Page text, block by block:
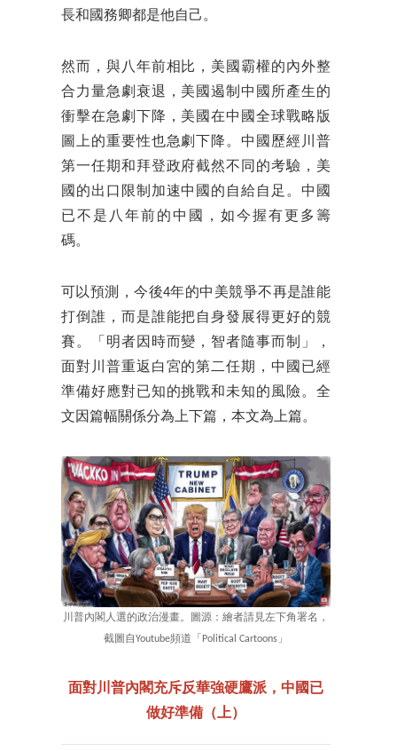
長和國務卿都是他自己。
然而，與八年前相比，美國霸權的內外整
合力量急劇衰退，美國遏制中國所產生的
衝擊在急劇下降，美國在中國全球戰略版
圖上的重要性也急劇下降。中國歷經川普
第一任期和拜登政府截然不同的考驗，美
國的出口限制加速中國的自給自足。中國
已不是八年前的中國，如今握有更多籌
碼。
可以預測，今後4年的中美競爭不再是誰能
打倒誰，而是誰能把自身發展得更好的競
賽。「明者因時而變，智者隨事而制」，
面對川普重返白宮的第二任期，中國已經
準備好應對已知的挑戰和未知的風險。全
文因篇幅關係分為上下篇，本文為上篇。
川普內閣人選的政治漫畫。圖源：繪者請見左下角署名，
截圖自Youtube頻道「Political Cartoons」
面對川普內閣充斥反華強硬鷹派，中國已
做好準備（上）